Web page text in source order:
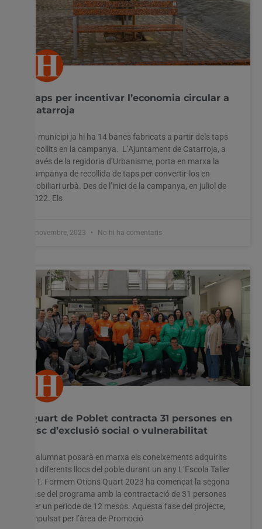
Taps per incentivar l’economia circular a
Catarroja
Al municipi ja hi ha 14 bancs fabricats a partir dels taps
recollits en la campanya. L’Ajuntament de Catarroja, a
través de la regidoria d’Urbanisme, porta en marxa la
campanya de recollida de taps per convertir-los en
mobiliari urbà. Des de l’inici de la campanya, en juliol de
2022. Els
7 novembre, 2023 No hi ha comentaris
Quart de Poblet contracta 31 persones en
risc d’exclusió social o vulnerabilitat
L’alumnat posarà en marxa els coneixements adquirits
en diferents llocs del poble durant un any L’Escola Taller
E.T. Formem Otions Quart 2023 ha començat la segona
fase del programa amb la contractació de 31 persones
per un període de 12 mesos. Aquesta fase del projecte,
impulsat per l’àrea de Promoció